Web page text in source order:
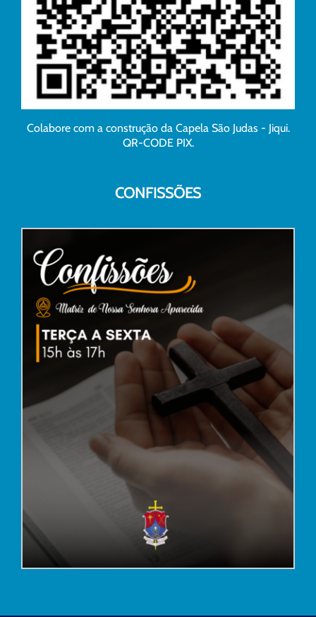
Colabore com a construção da Capela São Judas - Jiqui.
QR-CODE PIX.
CONFISSÕES